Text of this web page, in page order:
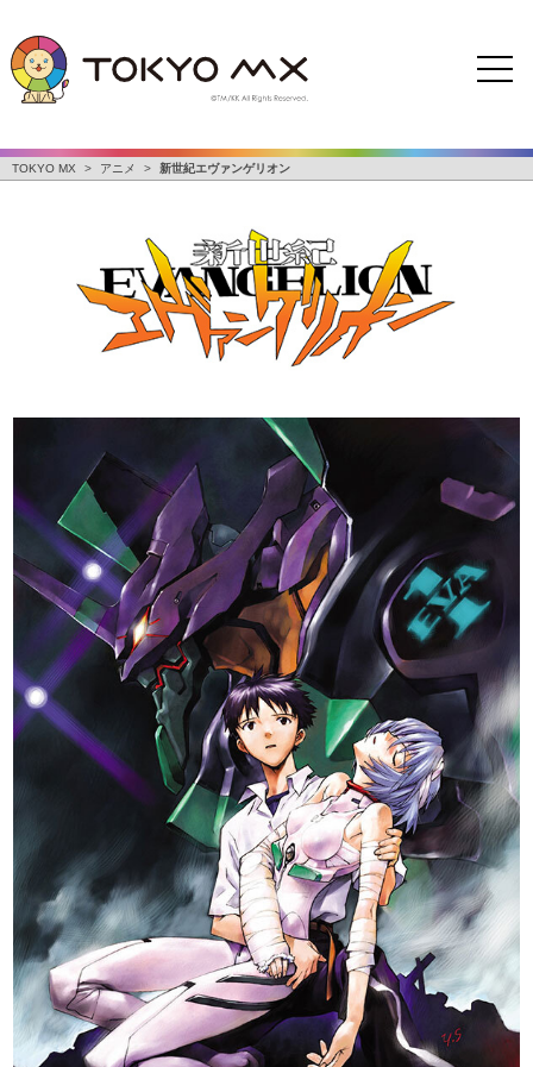
TOKYO MX > アニメ > 新世紀エヴァンゲリオン